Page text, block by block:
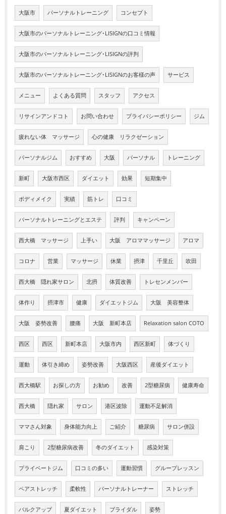
大阪市 パーソナルトレーニング コンセプト
大阪市のパーソナルトレーニング･LISIGNの口コミ情報
大阪市のパーソナルトレーニング･LISIGNの評判
大阪市のパーソナルトレーニング･LISIGNのお客様の声 サービス
メニュー よくある質問 スタッフ アクセス
リサインアンドコト お問い合わせ プライバシーポリシー ジム
疲れない体 マッサージ 心の健康 リラクゼーション
パーソナルジム おすすめ 大阪 パーソナル トレーニング
新町 大阪市西区 ダイエット 効果 短期集中
ボディメイク 実績 筋トレ 口コミ
パーソナルトレーニングとエステ 評判 キャンペーン
西大橋 マッサージ 上手い 大阪 アロママッサージ アロマ
コロナ 営業 マッサージ 休業 摂津 千里丘 吹田
西大橋 隠れ家サロン 北摂 体質改善 トレセンメンバー
体作り 摂津市 健康 ダイエットジム 大阪 美容整体
大阪 姿勢改善 腰痛 大阪 新町本店 Relaxation salon COTO
西区 西区 新町本店 大阪市内 西区新町 体づくり
運動 体引き締め 姿勢改善 大阪西区 産後ダイエット
西大橋駅 お探しの方 お勧め 改善 2型糖尿病 健康寿命
西大橋 隠れ家 サロン 港区波除 運動不足解消
ママさん対象 身体能力向上 ご紹介 糖尿病 サロン併設
肩こり 2型糖尿病改善 冬のダイエット 感染対策
プライベートジム 口コミの多い 運動習慣 グループレッスン
ペアストレッチ 柔軟性 パーソナルトレーナー ストレッチ
バルクアップ 夏ダイエット ブライダル 姿勢